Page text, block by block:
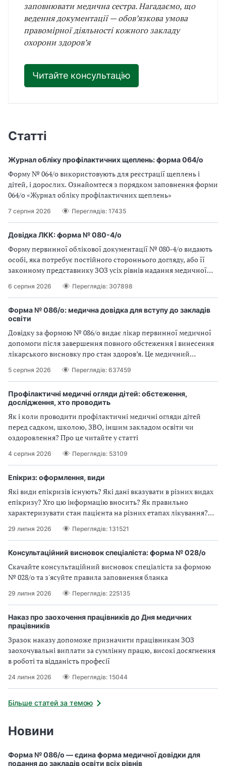
заповнювати медична сестра. Нагадаємо, що
ведення документації — обов’язкова умова
правомірної діяльності кожного закладу
охорони здоров’я
Читайте консультацію
Статті
Журнал обліку профілактичних щеплень: форма 064/о
Форму № 064/о використовують для реєстрації щеплень і
дітей, і дорослих. Ознайомтеся з порядком заповнення форми
064/о «Журнал обліку профілактичних щеплень»
7 серпня 2026 Переглядів: 17435
Довідка ЛКК: форма № 080-4/о
Форму первинної облікової документації № 080-4/о видають
особі, яка потребує постійного стороннього догляду, або її
законному представнику ЗОЗ усіх рівнів надання медичної
6 серпня 2026 Переглядів: 307898
Форма № 086/о: медична довідка для вступу до закладів
освіти
Довідку за формою № 086/о видає лікар первинної медичної
допомоги після завершення повного обстеження і винесення
лікарського висновку про стан здоров’я. Це медичний
5 серпня 2026 Переглядів: 637459
Профілактичні медичні огляди дітей: обстеження,
дослідження, хто проводить
Як і коли проводити профілактичні медичні огляди дітей
перед садком, школою, ЗВО, іншим закладом освіти чи
оздоровлення? Про це читайте у статті
4 серпня 2026 Переглядів: 53109
Епікриз: оформлення, види
Які види епікризів існують? Які дані вказувати в різних видах
епікризу? Хто цю інформацію вносить? Як правильно
характеризувати стан пацієнта на різних етапах лікування?
29 липня 2026 Переглядів: 131521
Консультаційний висновок спеціаліста: форма № 028/о
Скачайте консультаційний висновок спеціаліста за формою
№ 028/о та з'ясуйте правила заповнення бланка
29 липня 2026 Переглядів: 225135
Наказ про заохочення працівників до Дня медичних
працівників
Зразок наказу допоможе призначити працівникам ЗОЗ
заохочувальні виплати за сумлінну працю, високі досягнення
в роботі та відданість професії
24 липня 2026 Переглядів: 15044
Більше статей за темою
Новини
Форма № 086/о — єдина форма медичної довідки для
подання до закладів освіти всіх рівнів